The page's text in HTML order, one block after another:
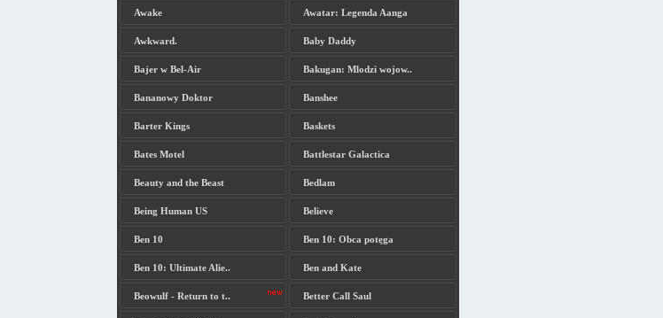
Awake Awatar: Legenda Aanga
Awkward. Baby Daddy
Bajer w Bel-Air Bakugan: Mlodzi wojow..
Bananowy Doktor Banshee
Barter Kings Baskets
Bates Motel Battlestar Galactica
Beauty and the Beast Bedlam
Being Human US Believe
Ben 10 Ben 10: Obca potęga
Ben 10: Ultimate Alie.. Ben and Kate
Beowulf - Return to t.. Better Call Saul